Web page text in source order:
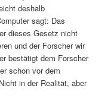
deshalb
sagt: Das
dieses Gesetz nicht
und der Forscher wir
bestätigt dem Forscher
schon vor dem
in der Realität, aber